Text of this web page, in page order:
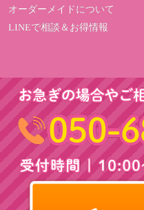
オーダーメイドについて
LINEで相談＆お得情報